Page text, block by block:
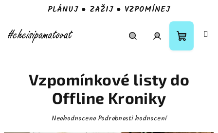
PLÁNUJ ● ZAŽIJ ● VZPOMÍNEJ
PřihlášeníNákupní
košík
Vzpomínkové listy do
Offline Kroniky
Průměrné
Neohodnoceno Podrobnosti hodnocení